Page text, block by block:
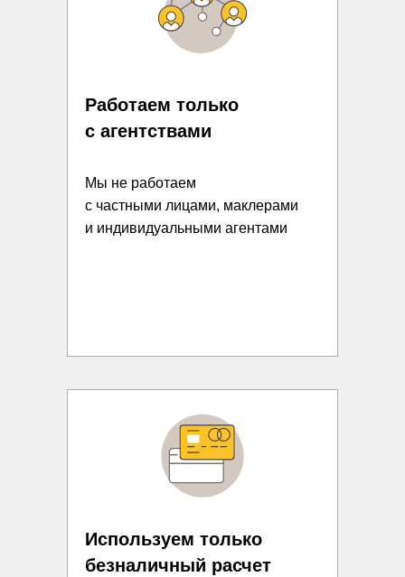
Мы не работаем
с частными лицами, маклерами
и индивидуальными агентами
Работаем только
с агентствами
Используем только
безналичный расчет